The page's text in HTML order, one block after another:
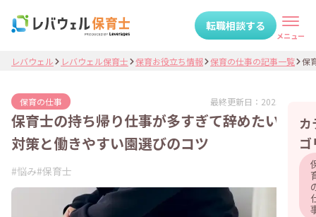
転職相談する
メニュー
カ
ゴ
レバウェル レバウェル保育士 保育お役立ち情報 保育の仕事の記事一覧 保
保育の仕事 最終更新日： 2025.07.04
保育士の持ち帰り仕事が多すぎて辞めたい…
対策と働きやすい園選びのコツ
#悩み#保育士